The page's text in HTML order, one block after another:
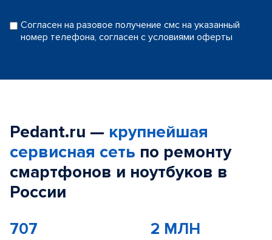
Согласен на разовое получение смс на указанный
номер телефона, согласен с условиями оферты
Pedant.ru — крупнейшая
сервисная сеть по ремонту
смартфонов и ноутбуков в
России
707 2 МЛН